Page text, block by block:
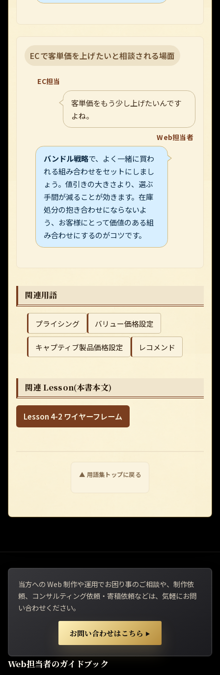
ECで客単価を上げたいと相談される場面
EC担当
客単価をもう少し上げたいんです
よね。
Web担当者
バンドル戦略で、よく一緒に買わ
れる組み合わせをセットにしまし
ょう。値引きの大きさより、選ぶ
手間が減ることが効きます。在庫
処分の抱き合わせにならないよ
う、お客様にとって価値のある組
み合わせにするのがコツです。
関連用語
プライシング バリュー価格設定
キャプティブ製品価格設定 レコメンド
関連 Lesson(本書本文)
Lesson 4-2 ワイヤーフレーム
▲ 用語集トップに戻る
Web担当者のガイドブック
当方への Web 制作や運用でお困り事のご相談や、制作依
頼、コンサルティング依頼・寄稿依頼などは、気軽にお問
い合わせください。
お問い合わせはこちら ▶